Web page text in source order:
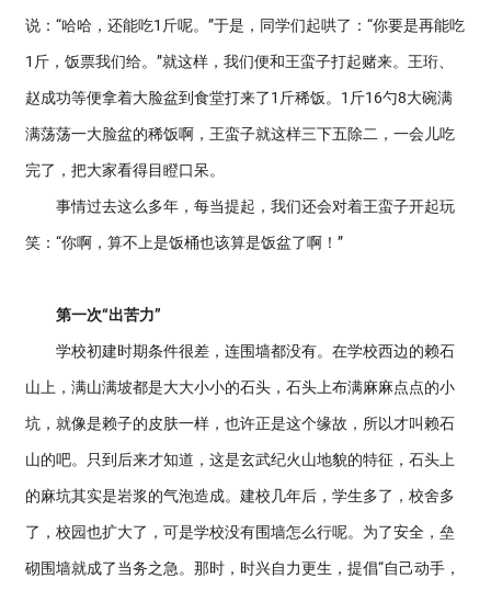
说：“哈哈，还能吃1斤呢。”于是，同学们起哄了：“你要是再能吃
1斤，饭票我们给。”就这样，我们便和王蛮子打起赌来。王珩、
赵成功等便拿着大脸盆到食堂打来了1斤稀饭。1斤16勺8大碗满
满荡荡一大脸盆的稀饭啊，王蛮子就这样三下五除二，一会儿吃
完了，把大家看得目瞪口呆。
事情过去这么多年，每当提起，我们还会对着王蛮子开起玩
笑：“你啊，算不上是饭桶也该算是饭盆了啊！”
第一次“出苦力”
学校初建时期条件很差，连围墙都没有。在学校西边的赖石
山上，满山满坡都是大大小小的石头，石头上布满麻麻点点的小
坑，就像是赖子的皮肤一样，也许正是这个缘故，所以才叫赖石
山的吧。只到后来才知道，这是玄武纪火山地貌的特征，石头上
的麻坑其实是岩浆的气泡造成。建校几年后，学生多了，校舍多
了，校园也扩大了，可是学校没有围墙怎么行呢。为了安全，垒
砌围墙就成了当务之急。那时，时兴自力更生，提倡“自己动手，